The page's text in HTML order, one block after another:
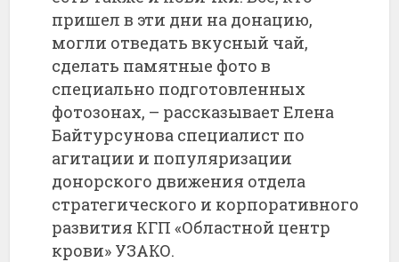
пришел в эти дни на донацию,
могли отведать вкусный чай,
сделать памятные фото в
специально подготовленных
фотозонах, – рассказывает Елена
Байтурсунова специалист по
агитации и популяризации
донорского движения отдела
стратегического и корпоративного
развития КГП «Областной центр
крови» УЗАКО.